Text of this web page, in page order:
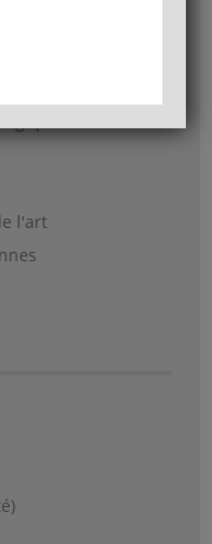
philosophie
l'art